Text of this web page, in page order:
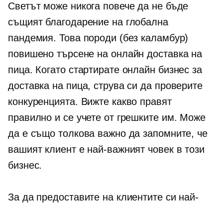
Светът може никога повече да не бъде
същият благодарение на глобална
пандемия. Това породи (без каламбур)
повишено търсене на онлайн доставка на
пица. Когато стартирате онлайн бизнес за
доставка на пица, струва си да проверите
конкуренцията. Вижте какво правят
правилно и се учете от грешките им. Може
да е също толкова важно да запомните, че
вашият клиент е най-важният човек в този
бизнес.
За да предоставите на клиентите си най-